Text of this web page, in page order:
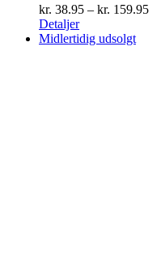
kr. 38.95 – kr. 159.95
Detaljer
Midlertidig udsolgt